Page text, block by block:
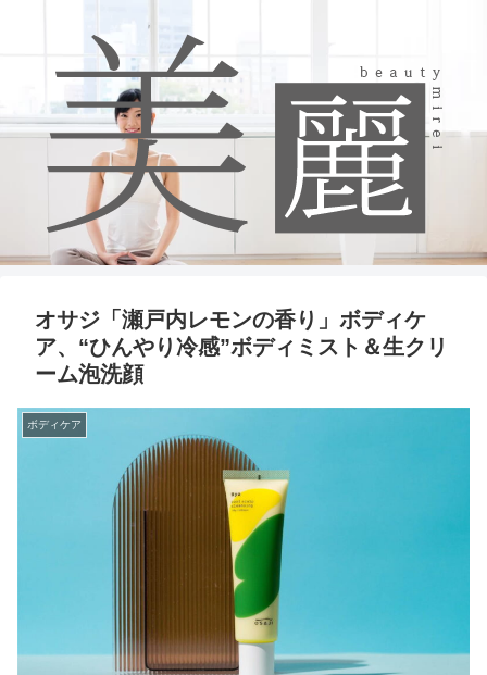
オサジ「瀬戸内レモンの香り」ボディケ
ア、“ひんやり冷感”ボディミスト＆生クリ
ーム泡洗顔
ボディケア